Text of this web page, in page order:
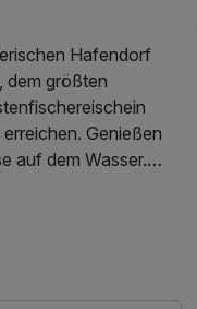
Hafendorf
dem größten
Genießen
auf dem Wasser.
Rettungszubehör